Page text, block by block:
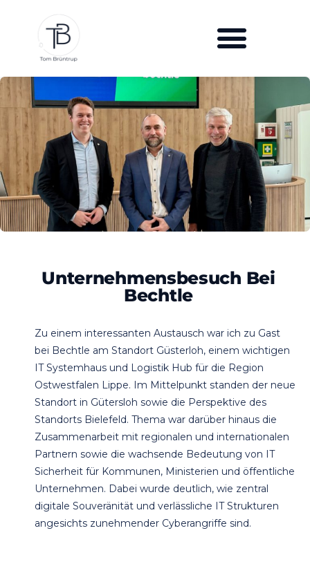
Unternehmensbesuch Bei
Bechtle
Zu einem interessanten Austausch war ich zu Gast
bei Bechtle am Standort Güsterloh, einem wichtigen
IT Systemhaus und Logistik Hub für die Region
Ostwestfalen Lippe. Im Mittelpunkt standen der neue
Standort in Gütersloh sowie die Perspektive des
Standorts Bielefeld. Thema war darüber hinaus die
Zusammenarbeit mit regionalen und internationalen
Partnern sowie die wachsende Bedeutung von IT
Sicherheit für Kommunen, Ministerien und öffentliche
Unternehmen. Dabei wurde deutlich, wie zentral
digitale Souveränität und verlässliche IT Strukturen
angesichts zunehmender Cyberangriffe sind.